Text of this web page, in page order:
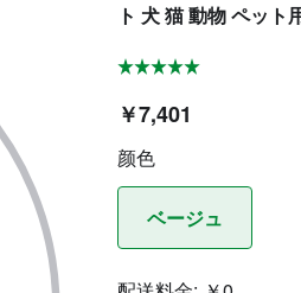
ト 犬 猫 動物 ペッ
￥7,401
颜色
ベージュ